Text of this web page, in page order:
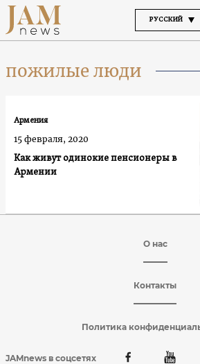
РУССКИЙ
пожилые люди
Как живут одинокие пенсионеры в
Армении
Армения
15 февраля, 2020
О нас
Контакты
Политика
JAMnews в соцсетях